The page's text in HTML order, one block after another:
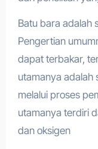
Batu bara adalah
Pengertian
dapat terbakar,
utamanya adalah
melalui proses
utamanya terdiri
dan oksigen